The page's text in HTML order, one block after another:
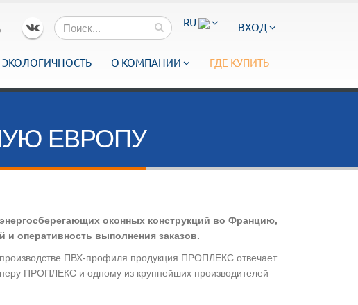
RU ВХОД
ЭКОЛОГИЧНОСТЬ О КОМПАНИИ ГДЕ КУПИТЬ
ЕВРОПУ
оконных конструкций во Францию,
оперативность выполнения заказов.
ПВХ-профиля продукция ПРОПЛЕКС отвечает
ПРОПЛЕКС и одному из крупнейших производителей